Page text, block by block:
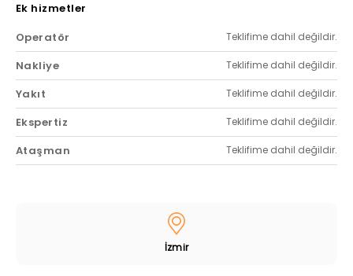
Ek hizmetler
Operatör
Teklifime dahil değildir.
Nakliye Teklifime dahil değildir.
Yakıt Teklifime dahil değildir.
Ekspertiz Teklifime dahil değildir.
Ataşman Teklifime dahil değildir.
İzmir